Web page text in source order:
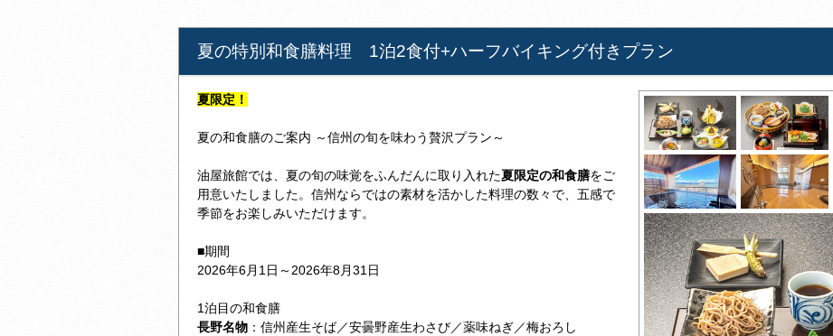
夏の特別和食膳料理 1泊2食付+ハーフバイキング付きプラン
夏限定！
夏の和食膳のご案内 ～信州の旬を味わう贅沢プラン～
油屋旅館では、夏の旬の味覚をふんだんに取り入れた夏限定の和食膳をご
用意いたしました。信州ならではの素材を活かした料理の数々で、五感で
季節をお楽しみいただけます。
■期間
2026年6月1日～2026年8月31日
1泊目の和食膳
長野名物 ：信州産生そば／安曇野産生わさび／薬味ねぎ／梅おろし